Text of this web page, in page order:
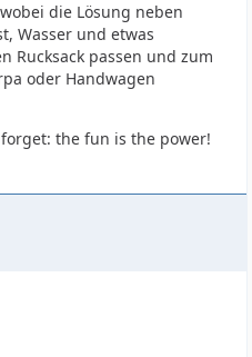
die Lösung neben
Wasser und etwas
Rucksack passen und zum
oder Handwagen
the fun is the power!